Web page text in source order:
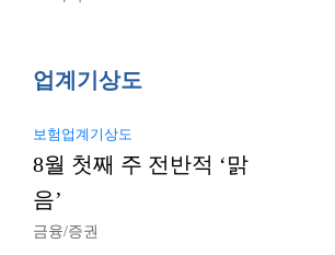
업계기상도
보험업계기상도
8월 첫째 주 전반적 ‘맑
음’
금융/증권